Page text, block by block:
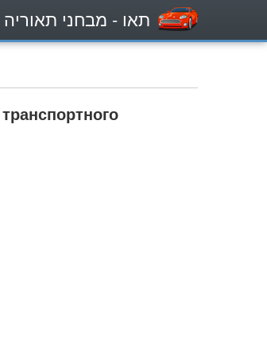
תאו - מבחני תאוריה